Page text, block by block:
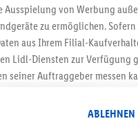
5.95 €
Jetzt zum
von Werbung
zu ermöglichen. Sofern
aus Ihrem Filial-
Lidl-Diensten zur Verfügung
seiner Auftraggeber messen
von Daten (z.B.
ABLEHNEN